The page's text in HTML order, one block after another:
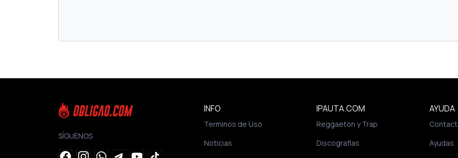
SÍGUENOS
INFO
Terminos de Uso
Noticias
IPAUTA.COM
Reggaeton y Trap
Discografías
AYUDA
Ayudas